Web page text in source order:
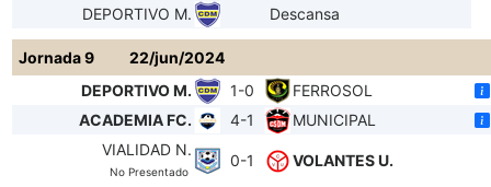
DEPORTIVO M.
Descansa
Jornada 9
22/jun/2024
DEPORTIVO M.
1-0
FERROSOL
ACADEMIA FC.
4-1
MUNICIPAL
VIALIDAD N.
No Presentado
0-1 VOLANTES U.